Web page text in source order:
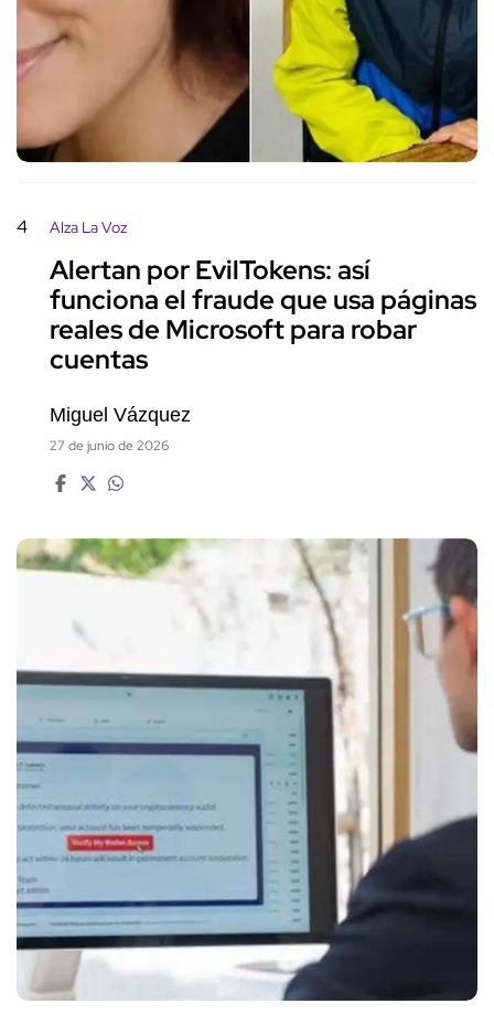
4 Alza La Voz
Alertan por EvilTokens: así
funciona el fraude que usa páginas
reales de Microsoft para robar
cuentas
Miguel Vázquez
27 de junio de 2026